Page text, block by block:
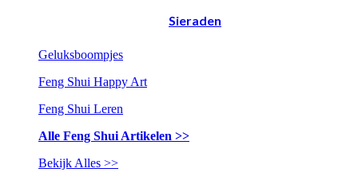
Sieraden
Geluksboompjes
Feng Shui Happy Art
Feng Shui Leren
Alle Feng Shui Artikelen >>
Bekijk Alles >>